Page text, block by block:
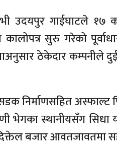
उदयपुर गाईघाटले
सुरु गरेको
ठेकेदार कम्पनीले दुई
निर्माणसहित
भेगका स्थानीयसँग
बजार आवतजावतमा